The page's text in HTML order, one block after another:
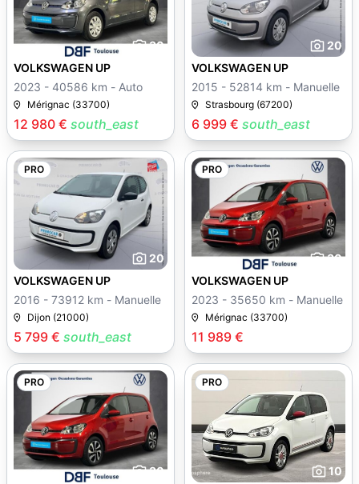
30
12 980 € south_east
VOLKSWAGEN UP
2023 - 40586 km - Auto
Mérignac (33700)
20
6 999 € south_east
VOLKSWAGEN UP
2015 - 52814 km - Manuelle
Strasbourg (67200)
PRO
20
5 799 € south_east
VOLKSWAGEN UP
2016 - 73912 km - Manuelle
Dijon (21000)
PRO
30
11 989 €
VOLKSWAGEN UP
2023 - 35650 km - Manuelle
Mérignac (33700)
PRO
30
PRO
10